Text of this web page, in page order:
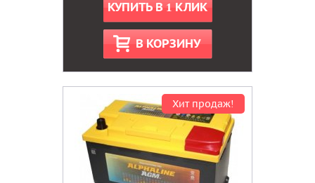
КУПИТЬ В 1 КЛИК
В КОРЗИНУ
Хит продаж!